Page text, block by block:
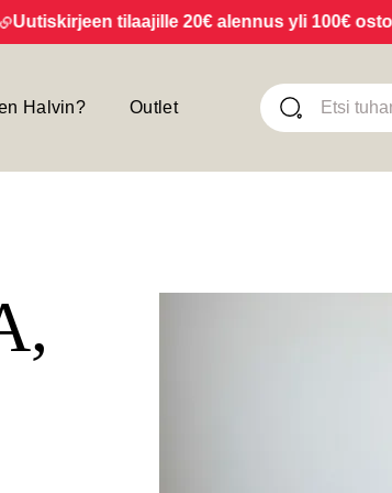
tilaajille 20€ alennus yli 100€
Halvin? Outlet